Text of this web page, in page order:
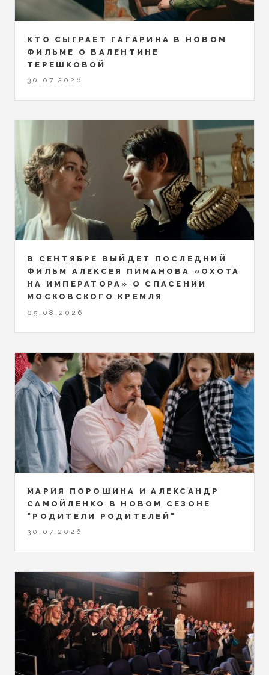
КТО СЫГРАЕТ ГАГАРИНА В НОВОМ
ФИЛЬМЕ О ВАЛЕНТИНЕ
ТЕРЕШКОВОЙ
30.07.2026
В СЕНТЯБРЕ ВЫЙДЕТ ПОСЛЕДНИЙ
ФИЛЬМ АЛЕКСЕЯ ПИМАНОВА «ОХОТА
НА ИМПЕРАТОРА» О СПАСЕНИИ
МОСКОВСКОГО КРЕМЛЯ
05.08.2026
МАРИЯ ПОРОШИНА И АЛЕКСАНДР
САМОЙЛЕНКО В НОВОМ СЕЗОНЕ
"РОДИТЕЛИ РОДИТЕЛЕЙ"
30.07.2026